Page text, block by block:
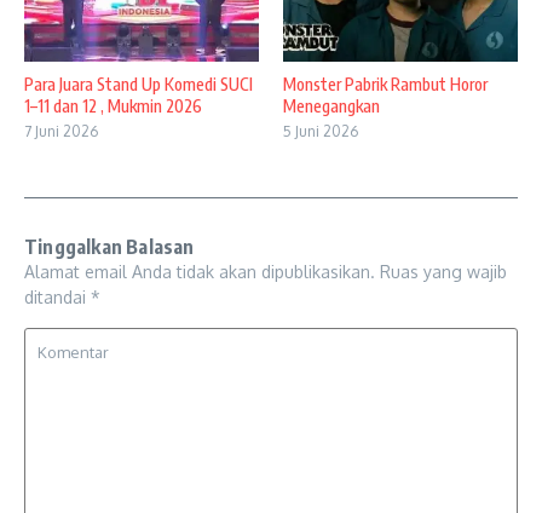
Para Juara Stand Up Komedi SUCI
1–11 dan 12 , Mukmin 2026
7 Juni 2026
Monster Pabrik Rambut Horor
Menegangkan
5 Juni 2026
Tinggalkan Balasan
Alamat email Anda tidak akan dipublikasikan. Ruas yang wajib
ditandai *